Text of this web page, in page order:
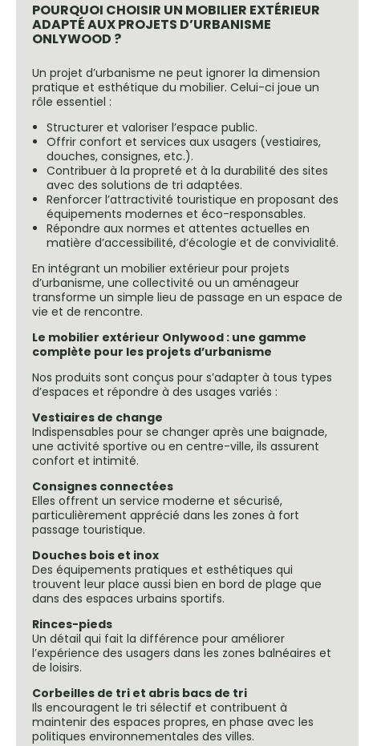
POURQUOI CHOISIR UN MOBILIER EXTÉRIEUR
ADAPTÉ AUX PROJETS D’URBANISME
ONLYWOOD ?
Un projet d’urbanisme ne peut ignorer la dimension
pratique et esthétique du mobilier. Celui-ci joue un
rôle essentiel :
Structurer et valoriser l’espace public.
Offrir confort et services aux usagers (vestiaires,
douches, consignes, etc.).
Contribuer à la propreté et à la durabilité des sites
avec des solutions de tri adaptées.
Renforcer l’attractivité touristique en proposant des
équipements modernes et éco-responsables.
Répondre aux normes et attentes actuelles en
matière d’accessibilité, d’écologie et de convivialité.
En intégrant un mobilier extérieur pour projets
d’urbanisme, une collectivité ou un aménageur
transforme un simple lieu de passage en un espace de
vie et de rencontre.
Le mobilier extérieur Onlywood : une gamme
complète pour les projets d’urbanisme
Nos produits sont conçus pour s’adapter à tous types
d’espaces et répondre à des usages variés :
Vestiaires de change
Indispensables pour se changer après une baignade,
une activité sportive ou en centre-ville, ils assurent
confort et intimité.
Consignes connectées
Elles offrent un service moderne et sécurisé,
particulièrement apprécié dans les zones à fort
passage touristique.
Douches bois et inox
Des équipements pratiques et esthétiques qui
trouvent leur place aussi bien en bord de plage que
dans des espaces urbains sportifs.
Rinces-pieds
Un détail qui fait la différence pour améliorer
l’expérience des usagers dans les zones balnéaires et
de loisirs.
Corbeilles de tri et abris bacs de tri
Ils encouragent le tri sélectif et contribuent à
maintenir des espaces propres, en phase avec les
politiques environnementales des villes.